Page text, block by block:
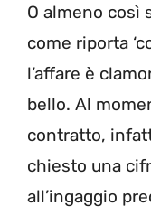
O almeno così
come riporta
l’affare è
bello. Al
contratto,
chiesto una
all’ingaggio